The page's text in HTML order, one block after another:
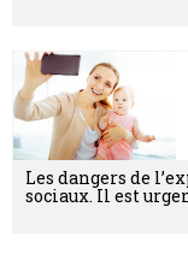
Les dangers de
sociaux. Il est